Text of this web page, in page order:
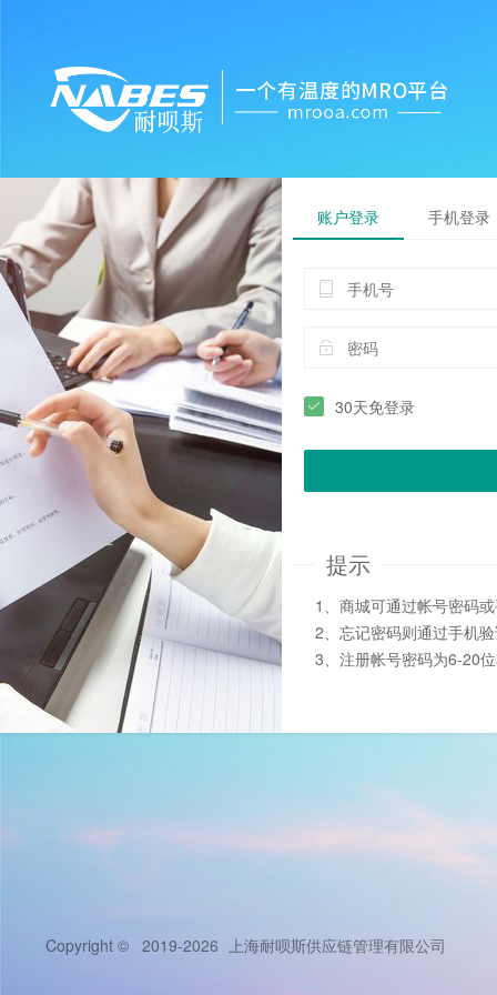
账户登录 手机登录
30天免登录
提示
1、商城可通过帐号密码
2、忘记密码则通过手机
3、注册帐号密码为6-20
Copyright © 2019-2026 上海耐呗斯供应链管理有限公司